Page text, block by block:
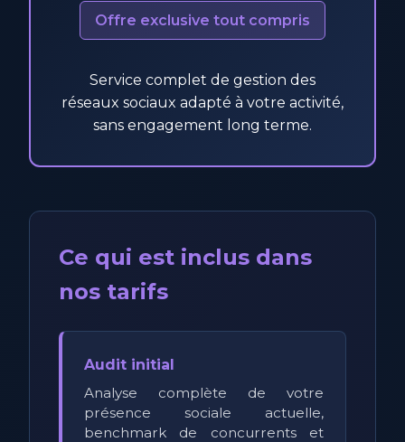
Offre exclusive tout compris
Service complet de gestion des
réseaux sociaux adapté à votre activité,
sans engagement long terme.
Ce qui est inclus dans
nos tarifs
Audit initial
Analyse complète de votre
présence sociale actuelle,
benchmark de concurrents et